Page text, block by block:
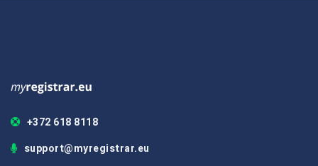
+372 618 8118
support@myregistrar.eu